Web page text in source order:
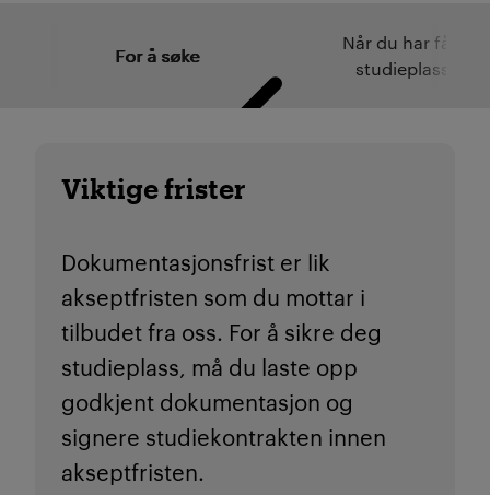
For å søke
Når du har fått
studieplass
Viktige frister
Dokumentasjonsfrist er lik
akseptfristen som du mottar i
tilbudet fra oss. For å sikre deg
studieplass, må du laste opp
godkjent dokumentasjon og
signere studiekontrakten innen
akseptfristen.